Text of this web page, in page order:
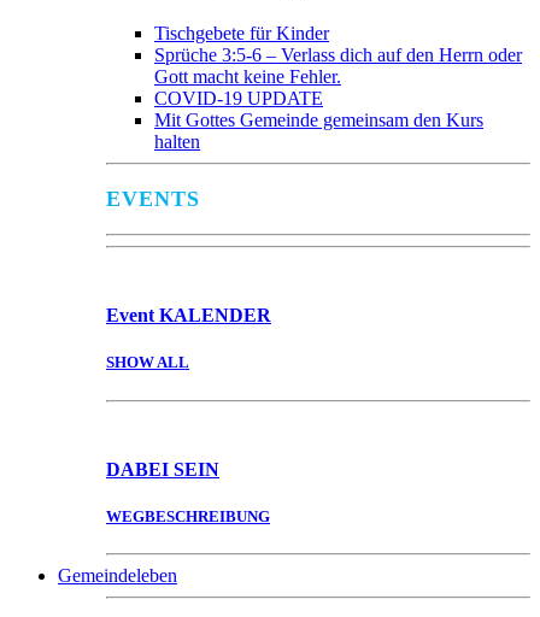
Tischgebete für Kinder
Sprüche 3:5-6 – Verlass dich auf den Herrn oder
Gott macht keine Fehler.
COVID-19 UPDATE
Mit Gottes Gemeinde gemeinsam den Kurs
halten
EVENTS
Event KALENDER
SHOW ALL
DABEI SEIN
WEGBESCHREIBUNG
Gemeindeleben